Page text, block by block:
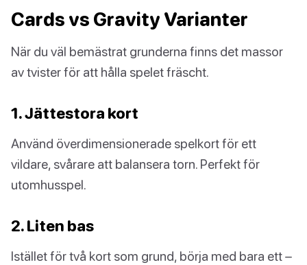
Cards vs Gravity Varianter
När du väl bemästrat grunderna finns det massor
av tvister för att hålla spelet fräscht.
1. Jättestora kort
Använd överdimensionerade spelkort för ett
vildare, svårare att balansera torn. Perfekt för
utomhusspel.
2. Liten bas
Istället för två kort som grund, börja med bara ett –